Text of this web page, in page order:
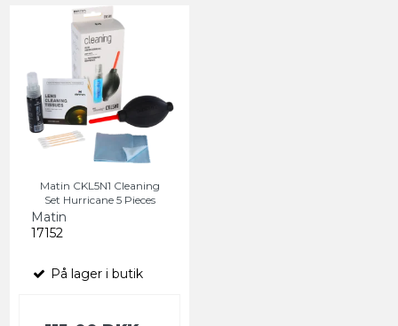
Matin CKL5N1 Cleaning
Set Hurricane 5 Pieces
Matin
17152
På lager i butik